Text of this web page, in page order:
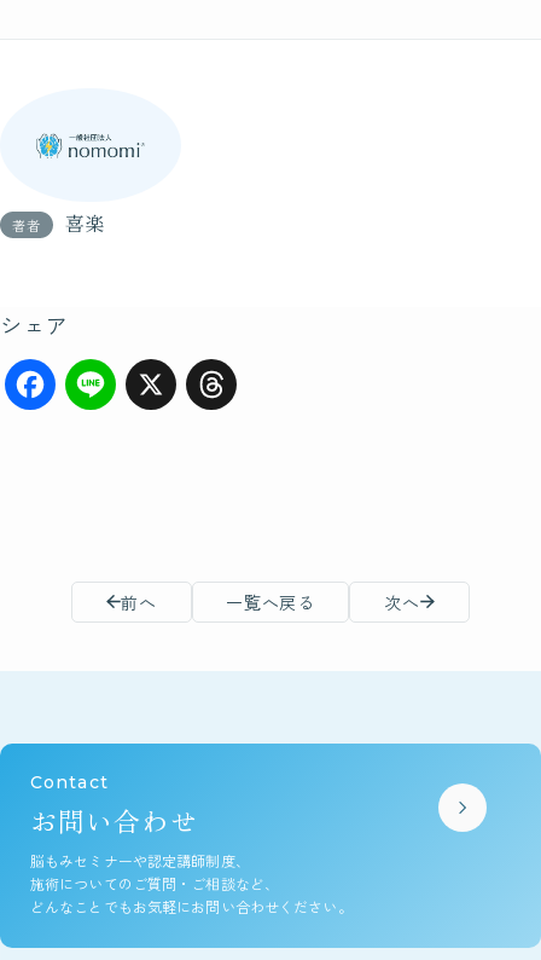
お問い合わせ
著者 喜楽
シェア
F
b
k
Li X
d
前へ 一覧へ戻る 次へ
Contact
お問い合わせ
脳もみセミナーや認定講師制度、
施術についてのご質問・ご相談など、
どんなことでもお気軽にお問い合わせください。